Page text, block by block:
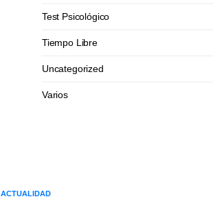
Test Psicológico
Tiempo Libre
Uncategorized
Varios
ACTUALIDAD